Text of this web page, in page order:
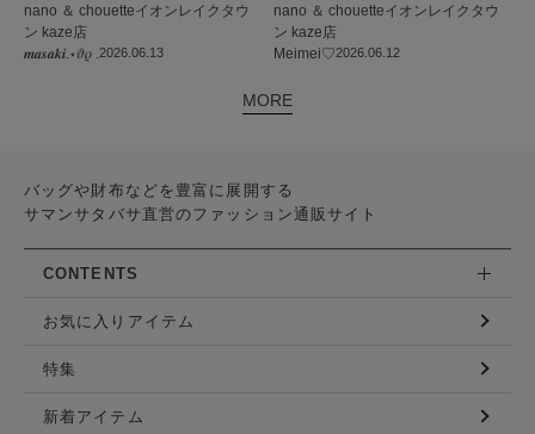
2026.06.13
nano ＆ chouetteイオンレイクタウ
ン kaze店
𝒎𝒂𝒔𝒂𝒌𝒊.⋆𝜗𝜚 .
2026.06.12
nano ＆ chouetteイオンレイクタウ
ン kaze店
Meimei♡
MORE
バッグや財布などを豊富に展開する
サマンサタバサ直営のファッション通販サイト
CONTENTS
お気に入りアイテム
特集
新着アイテム